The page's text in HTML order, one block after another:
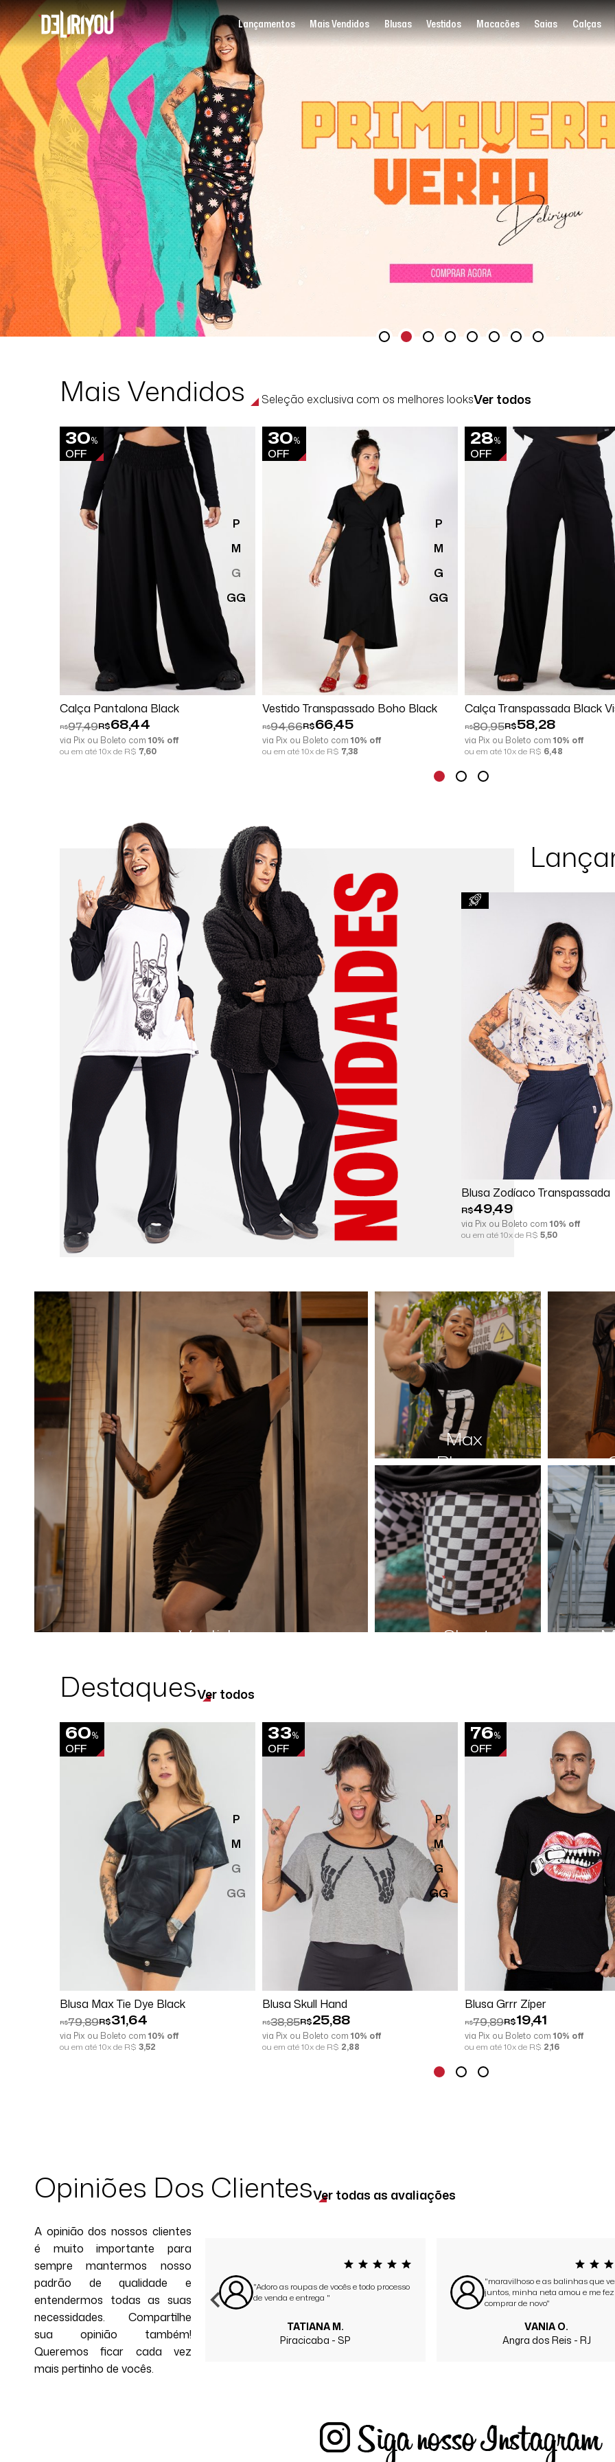
Lançamentos Mais Vendidos Blusas Vestidos Macacões Saias Calças
Mais Vendidos Seleção exclusiva com os melhores looksVer todos
30%
OFF
P
M
G
GG
Calça Pantalona Black
R$97,49R$68,44
via Pix ou Boleto com10% off
ou em até 10x de R$ 7,60
Comprar
30%
OFF
P
M
G
GG
Vestido Transpassado Boho Black
R$94,66R$66,45
via Pix ou Boleto com10% off
ou em até 10x de R$ 7,38
Comprar
28%
OFF
Calça Transpassada Black
R$80,95R$58,28
via Pix ou Boleto com10% off
ou em até 10x de R$ 6,48
Comprar
Blusa Zodíaco Transpassada
R$49,49
via Pix ou Boleto com10% off
ou em até 10x de R$ 5,50
Comprar Espiar
Vestidos
Max
Blusas
Shorts
DestaquesVer todos
60%
OFF
P
M
G
GG
Blusa Max Tie Dye Black
R$79,89R$31,64
via Pix ou Boleto com10% off
ou em até 10x de R$ 3,52
Comprar Espiar
33%
OFF
P
M
G
GG
Blusa Skull Hand
R$38,85R$25,88
via Pix ou Boleto com10% off
ou em até 10x de R$ 2,88
Comprar Espiar
76%
OFF
Blusa Grrr Zíper
R$79,89R$19,41
via Pix ou Boleto com10% off
ou em até 10x de R$ 2,16
Comprar
Opiniões Dos ClientesVer todas as avaliações
A opinião dos nossos clientes
é muito importante para
sempre mantermos nosso
padrão de qualidade e
entendermos todas as suas
necessidades. Compartilhe
sua opinião também!
Queremos ficar cada vez
mais pertinho de vocês.
"Ótimo atendimento! E produtos de
qualidade!"
Embu das Artes - SP
"Adoro as roupas de vocês e todo processo
de venda e entrega "
TATIANA M.
Piracicaba - SP
"maravilhoso e as balinhas que
juntos, minha neta amou e me fez
comprar de novo"
VANIA O.
Angra dos Reis - RJ